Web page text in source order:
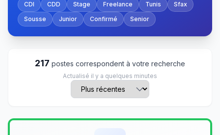
CDI CDD Stage Freelance Tunis
Sfax
Sousse
Junior Confirmé Senior
217 postes correspondent à votre recherche
Actualisé il y a quelques minutes